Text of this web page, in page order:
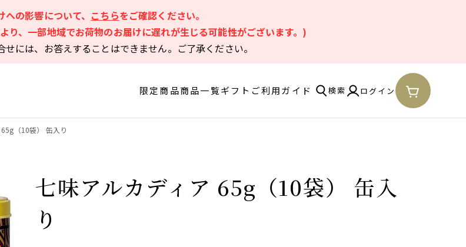
の影響について、 こちらをご確認ください。
り、一部地域でお荷物のお届けに遅れが生じる可能性がございます。)
には、お答えすることはできません。ご了承ください。
限定商品商品一覧ギフト ご利用ガイド 検索 ログイン
（10袋） 缶入り
七味アルカディア 65g（10袋） 缶入
り